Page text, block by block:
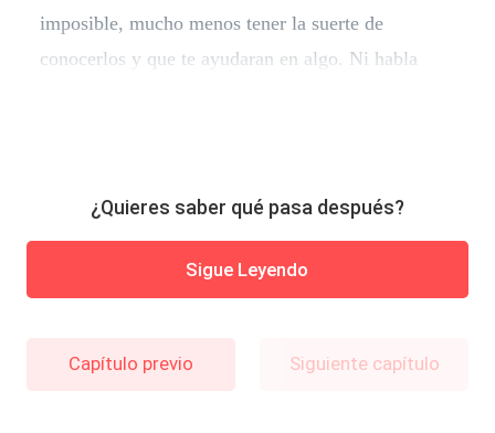
imposible, mucho menos tener la suerte de
conocerlos y que te ayudaran en algo. Ni habla
¿Quieres saber qué pasa después?
Sigue Leyendo
Capítulo previo Siguiente capítulo